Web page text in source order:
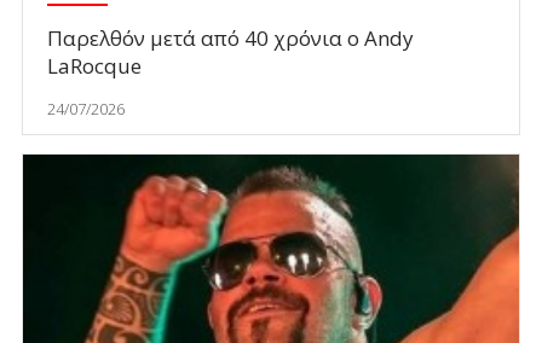
Παρελθόν μετά από 40 χρόνια ο Andy
LaRocque
24/07/2026